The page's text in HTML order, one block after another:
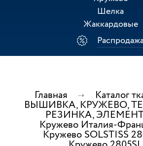
Шелка
Жаккардовые
Главная Каталог
ВЫШИВКА, КРУЖЕВО,
РЕЗИНКА,
Кружево Италия-
Кружево SOLSTISS